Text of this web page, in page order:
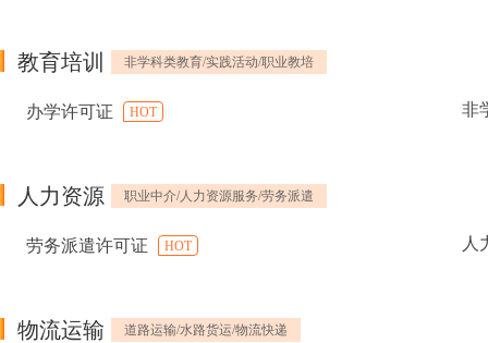
教育培训 非学科类教育/实践活动/职业教培
办学许可证 HOT 非
人力资源 职业中介/人力资源服务/劳务派遣
劳务派遣许可证 HOT 人
物流运输 道路运输/水路货运/物流快递